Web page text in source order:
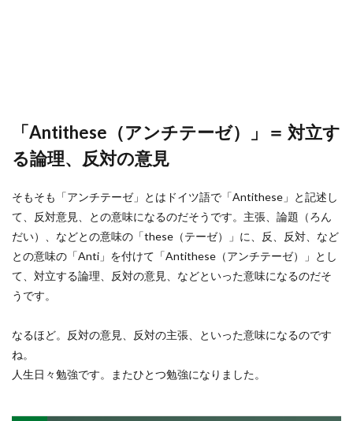
「Antithese（アンチテーゼ）」＝ 対立す
る論理、反対の意見
そもそも「アンチテーゼ」とはドイツ語で「Antithese」と記述し
て、反対意見、との意味になるのだそうです。主張、論題（ろん
だい）、などとの意味の「these（テーゼ）」に、反、反対、など
との意味の「Anti」を付けて「Antithese（アンチテーゼ）」とし
て、対立する論理、反対の意見、などといった意味になるのだそ
うです。
なるほど。反対の意見、反対の主張、といった意味になるのです
ね。
人生日々勉強です。またひとつ勉強になりました。